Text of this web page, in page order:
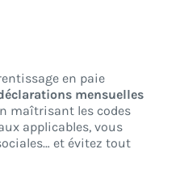
en paie
mensuelles
maîtrisant les codes
applicables, vous
et évitez tout